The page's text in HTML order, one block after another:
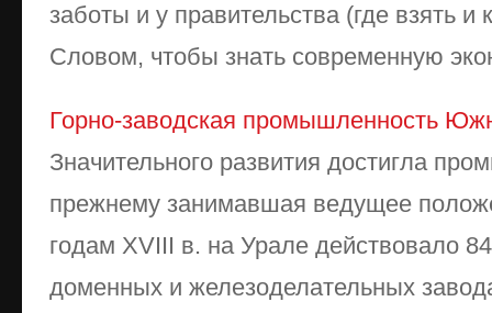
заботы и у правительства (где взять и
Словом, чтобы знать современную
Горно-заводская промышленность
Значительного развития достигла
прежнему занимавшая ведущее
годам XVIII в. на Урале действовало
доменных и железоделательных